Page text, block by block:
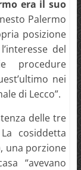
era il suo
Palermo
posizione
del
procedure
nei
di Lecco”.
delle tre
cosiddetta
una porzione
“avevano